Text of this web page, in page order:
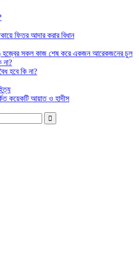
ফিতর আদার করার বিধান
হজ্বের সকল কাজ শেষ করে একজন আরেকজনের চুল
না?
হবে কি না?
কয়েকটি আয়াত ও হাদীস